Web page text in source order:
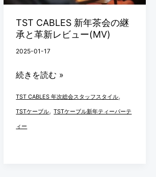
TST CABLES 新年茶会の継
承と革新レビュー(MV)
2025-01-17
会
の
継
承
革
新
レ
ビ
続きを読む »
TST CABLES 年次総会スタッフスタイル,
TSTケーブル,TSTケーブル新年ティーパーテ
ィー